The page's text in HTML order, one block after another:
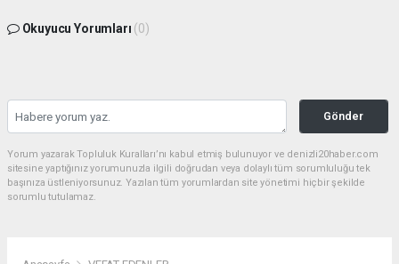
Okuyucu Yorumları (0)
Gönder
Yorum yazarak Topluluk Kuralları’nı kabul etmiş bulunuyor ve denizli20haber.com
sitesine yaptığınız yorumunuzla ilgili doğrudan veya dolaylı tüm sorumluluğu tek
başınıza üstleniyorsunuz. Yazılan tüm yorumlardan site yönetimi hiçbir şekilde
sorumlu tutulamaz.